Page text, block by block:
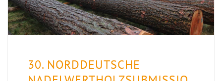
30. NORDDEUTSCHE